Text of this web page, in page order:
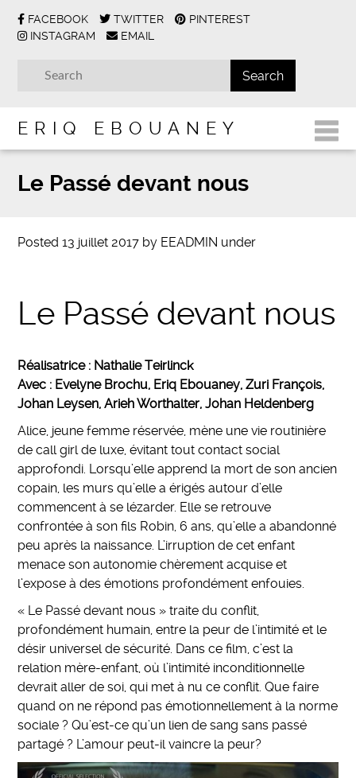
FACEBOOK TWITTER
PINTEREST
INSTAGRAM
EMAIL
ERIQ EBOUANEY
Le Passé devant nous
Posted13 juillet 2017 by EEADMIN under
Le Passé devant nous
Réalisatrice : Nathalie Teirlinck
Avec : Evelyne Brochu, Eriq Ebouaney, Zuri François,
Johan Leysen, Arieh Worthalter, Johan Heldenberg
Alice, jeune femme réservée, mène une vie routinière
de call girl de luxe, évitant tout contact social
approfondi. Lorsqu’elle apprend la mort de son ancien
copain, les murs qu’elle a érigés autour d’elle
commencent à se lézarder. Elle se retrouve
confrontée à son fils Robin, 6 ans, qu’elle a abandonné
peu après la naissance. L’irruption de cet enfant
menace son autonomie chèrement acquise et
l’expose à des émotions profondément enfouies.
« Le Passé devant nous » traite du conflit,
profondément humain, entre la peur de l’intimité et le
désir universel de sécurité. Dans ce film, c’est la
relation mère-enfant, où l’intimité inconditionnelle
devrait aller de soi, qui met à nu ce conflit. Que faire
quand on ne répond pas émotionnellement à la norme
sociale ? Qu’est-ce qu’un lien de sang sans passé
partagé ? L’amour peut-il vaincre la peur?